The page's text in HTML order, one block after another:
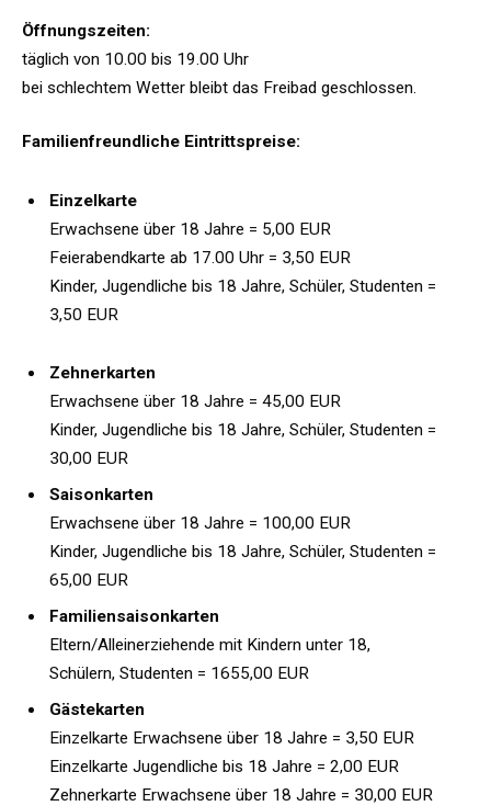
Öffnungszeiten:
täglich von 10.00 bis 19.00 Uhr
bei schlechtem Wetter bleibt das Freibad geschlossen.
Familienfreundliche Eintrittspreise:
Einzelkarte
Erwachsene über 18 Jahre = 5,00 EUR
Feierabendkarte ab 17.00 Uhr = 3,50 EUR
Kinder, Jugendliche bis 18 Jahre, Schüler, Studenten =
3,50 EUR
Zehnerkarten
Erwachsene über 18 Jahre = 45,00 EUR
Kinder, Jugendliche bis 18 Jahre, Schüler, Studenten =
30,00 EUR
Saisonkarten
Erwachsene über 18 Jahre = 100,00 EUR
Kinder, Jugendliche bis 18 Jahre, Schüler, Studenten =
65,00 EUR
Familiensaisonkarten
Eltern/Alleinerziehende mit Kindern unter 18,
Schülern, Studenten = 1655,00 EUR
Gästekarten
Einzelkarte Erwachsene über 18 Jahre = 3,50 EUR
Einzelkarte Jugendliche bis 18 Jahre = 2,00 EUR
Zehnerkarte Erwachsene über 18 Jahre = 30,00 EUR